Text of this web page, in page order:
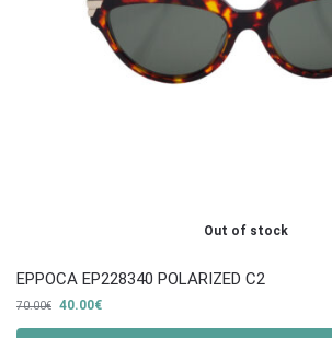
Out of stock
EPPOCA EP228340 POLARIZED C2
70.00€ 40.00€